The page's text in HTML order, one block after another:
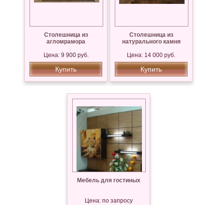
Столешница из
агломрамора
Цена: 9 900 руб.
Купить
Столешница из
натурального камня
Цена: 14 000 руб.
Купить
Мебель для гостиных
Цена: по запросу